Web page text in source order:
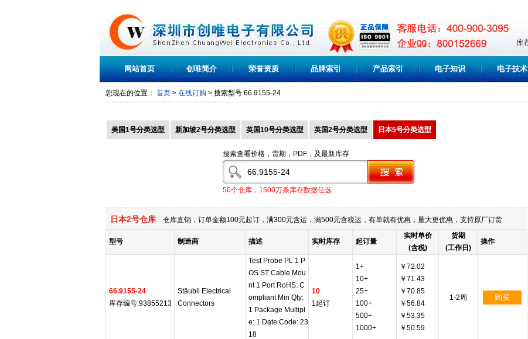
网站首页 创唯简介 荣誉资质 品牌索引 产品索引 电子知识 电子技术
您现在的位置： 首页 > 在线订购 > 搜索型号 66.9155-24
美国1号分类选型 新加坡2号分类选型 英国10号分类选型 英国2号分类选型 日本5号分类选型
搜索查看价格，货期，PDF，及最新库存
50个仓库，1500万条库存数据任选
日本2号仓库 仓库直销，订单金额100元起订，满300元含运，满500元含税运，有单就有优惠，量大更优惠，支持原厂订货
型号 制造商 描述 实时库存 起订量
实时单价
(含税)
货期
(工作日)
操作
66.9155-24
库存编号:93855213
Stäubli Electrical
Connectors
Test Probe PL 1 P
OS ST Cable Mou
nt 1 Port RoHS: C
ompliant Min Qty:
1 Package Multipl
e: 1 Date Code: 23
18
10
1起订
1+
10+
25+
100+
500+
1000+
￥72.02
￥71.43
￥70.85
￥56.84
￥53.35
￥50.59
1-2周 购买